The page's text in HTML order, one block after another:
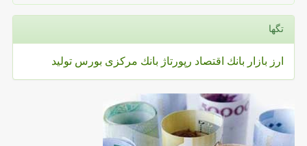
تگها
ارز بازار بانك اقتصاد رپورتاژ بانك مركزی بورس تولید